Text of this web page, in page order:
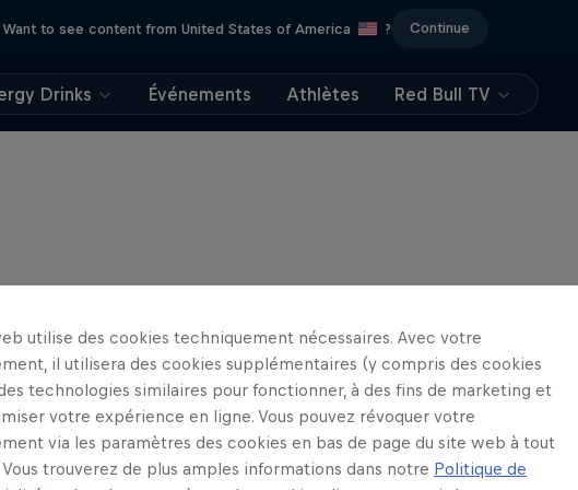
Want to see content from United States of America ? Continue
Drinks Événements Athlètes Red Bull TV
utilise des cookies techniquement nécessaires. Avec votre
il utilisera des cookies supplémentaires (y compris des cookies
technologies similaires pour fonctionner, à des fins de marketing et
votre expérience en ligne. Vous pouvez révoquer votre
via les paramètres des cookies en bas de page du site web à tout
trouverez de plus amples informations dans notre Politique de